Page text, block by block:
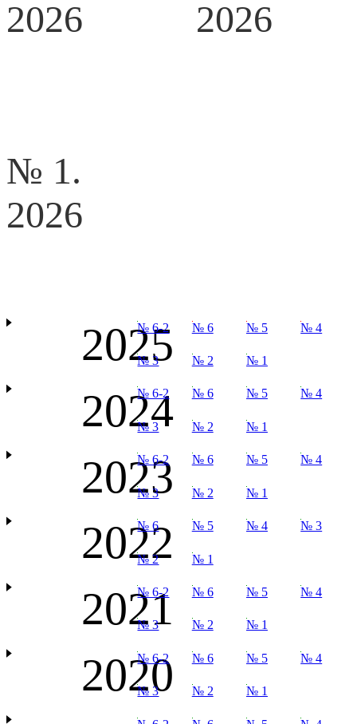
2026
2026
№ 1.
2026
2025
№ 6-2 № 6 № 5 № 4
№ 3 № 2 № 1
2024
№ 6-2 № 6 № 5 № 4
№ 3 № 2 № 1
2023
№ 6-2 № 6 № 5 № 4
№ 3 № 2 № 1
2022
№ 6 № 5 № 4 № 3
№ 2 № 1
2021
№ 6-2 № 6 № 5 № 4
№ 3 № 2 № 1
2020
№ 6-2 № 6 № 5 № 4
№ 3 № 2 № 1